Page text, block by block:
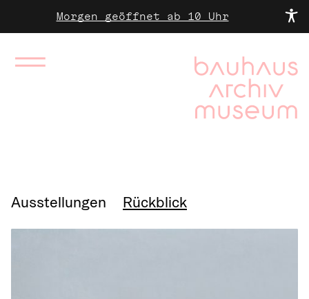
Morgen geöffnet ab 10 Uhr
Ausstellungen Rückblick